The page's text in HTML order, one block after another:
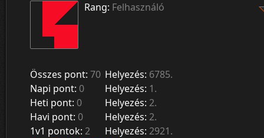
Rang: Felhasználó
Összes pont: 70 Helyezés: 6785.
Napi pont: 0 Helyezés: 1.
Heti pont: 0 Helyezés: 2.
Havi pont: 0 Helyezés: 2.
1v1 pontok: 2 Helyezés: 2921.